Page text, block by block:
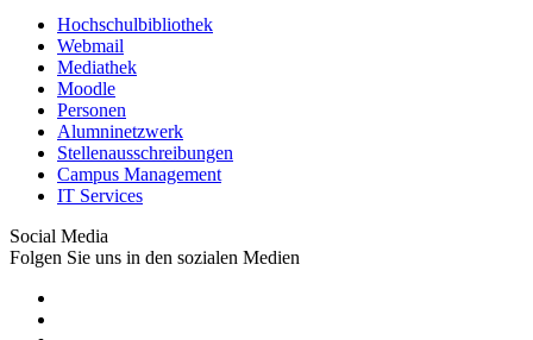
Hochschulbibliothek
Webmail
Mediathek
Moodle
Personen
Alumninetzwerk
Stellenausschreibungen
Campus Management
IT Services
Social Media
Folgen Sie uns in den sozialen Medien